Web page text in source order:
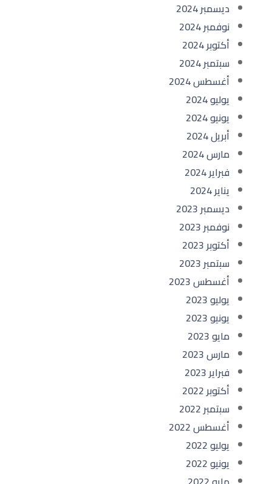
ديسمبر 2024
نوفمبر 2024
أكتوبر 2024
سبتمبر 2024
أغسطس 2024
يوليو 2024
يونيو 2024
أبريل 2024
مارس 2024
فبراير 2024
يناير 2024
ديسمبر 2023
نوفمبر 2023
أكتوبر 2023
سبتمبر 2023
أغسطس 2023
يوليو 2023
يونيو 2023
مايو 2023
مارس 2023
فبراير 2023
أكتوبر 2022
سبتمبر 2022
أغسطس 2022
يوليو 2022
يونيو 2022